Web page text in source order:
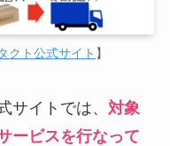
クト公式サイト 】
サイトでは、 対象
ービスを行なって